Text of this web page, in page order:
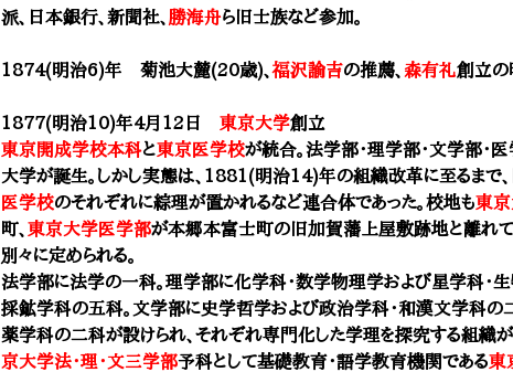
派、日本銀行、新聞社、 勝海舟ら旧士族など参加。
1874(明治6)年 菊池大麓(20歳)、福沢諭吉の推薦、 森有礼創立の
1877(明治10)年4月12日 東京大学創立
東京開成学校本科と東京医学校が統合。法学部・理学部・文学部・
大学が誕生。しかし実態は、1881(明治14)年の組織改革に至るまで
医学校のそれぞれに綜理が置かれるなど連合体であった。校地も東京
町、 東京大学医学部が本郷本富士町の旧加賀藩上屋敷跡地と離れて
別々に定められる。
法学部に法学の一科。理学部に化学科・数学物理学および星学科・生
採鉱学科の五科。文学部に史学哲学および政治学科・和漢文学科の
薬学科の二科が設けられ、それぞれ専門化した学理を探究する組織が
京大学法・理・文三学部予科として基礎教育・語学教育機関である東